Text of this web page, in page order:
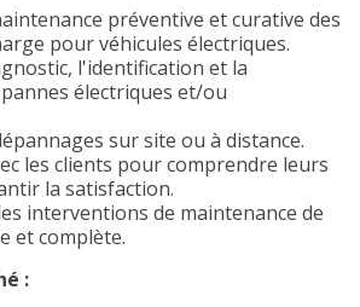
préventive et curative des
pour véhicules électriques.
l'identification et la
électriques et/ou
sur site ou à distance.
les clients pour comprendre leurs
la satisfaction.
interventions de maintenance de
et complète.
: